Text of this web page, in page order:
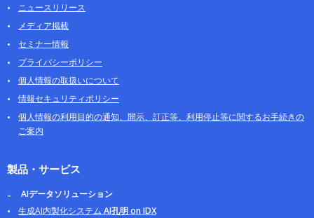
ニュースリリース
メディア掲載
セミナー情報
プライバシーポリシー
個人情報の取扱いについて
情報セキュリティポリシー
個人情報の利用目的の通知、開示、訂正等、利用停止等に関するお手続きの
ご案内
製品・サービス
AIデータソリューション
生成AI内製化システム AI孔明 on IDX